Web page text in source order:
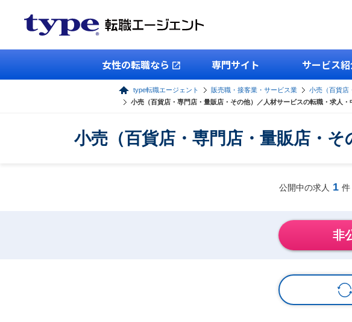
女性の転職なら 専門サイト サービス
type転職エージェント 販売職・接客業・サービス業 小売（百貨店
小売（百貨店・専門店・量販店・その他）／人材サービスの転職・求人・
小売（百貨店・専門店・量販店・
公開中の求人 1 件
非